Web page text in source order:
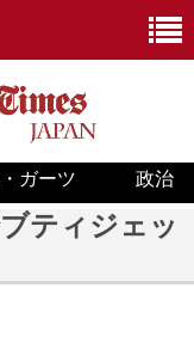
ガーツ 政治
ティジェッ